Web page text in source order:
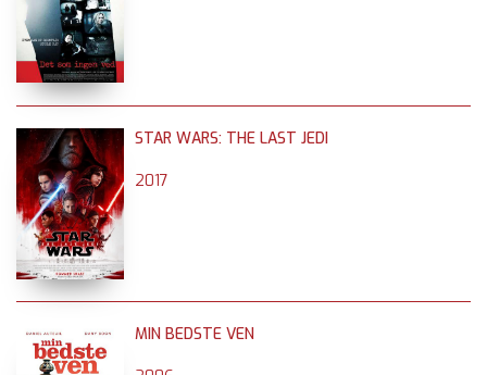
STAR WARS: THE LAST JEDI
2017
MIN BEDSTE VEN